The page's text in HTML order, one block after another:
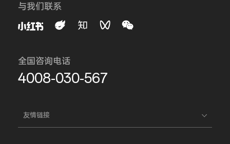
与我们联系
全国咨询电话
4008-030-567
友情链接